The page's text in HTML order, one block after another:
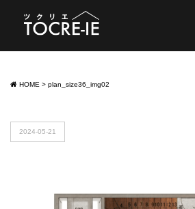
HOME > plan_size36_img02
2024-05-21